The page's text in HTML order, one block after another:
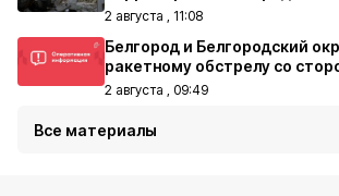
2 августа , 11:08
Белгород и Белгородский
ракетному обстрелу со
2 августа , 09:49
Все материалы